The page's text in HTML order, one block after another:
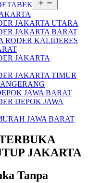
menu
JAKARTA UTARA
JAKARTA BARAT
RODER KALIDERES
JAKARTA
JAKARTA TIMUR
JAWA BARAT
DEPOK JAWA
JAWA BARAT
JAKARTA
Tanpa